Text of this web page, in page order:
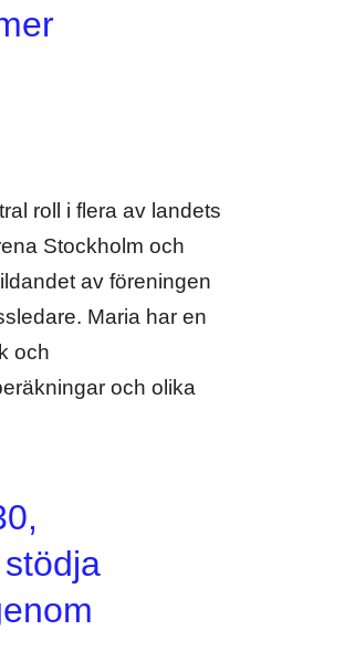
roll i flera av landets
Stockholm och
av föreningen
Maria har en
och
och olika